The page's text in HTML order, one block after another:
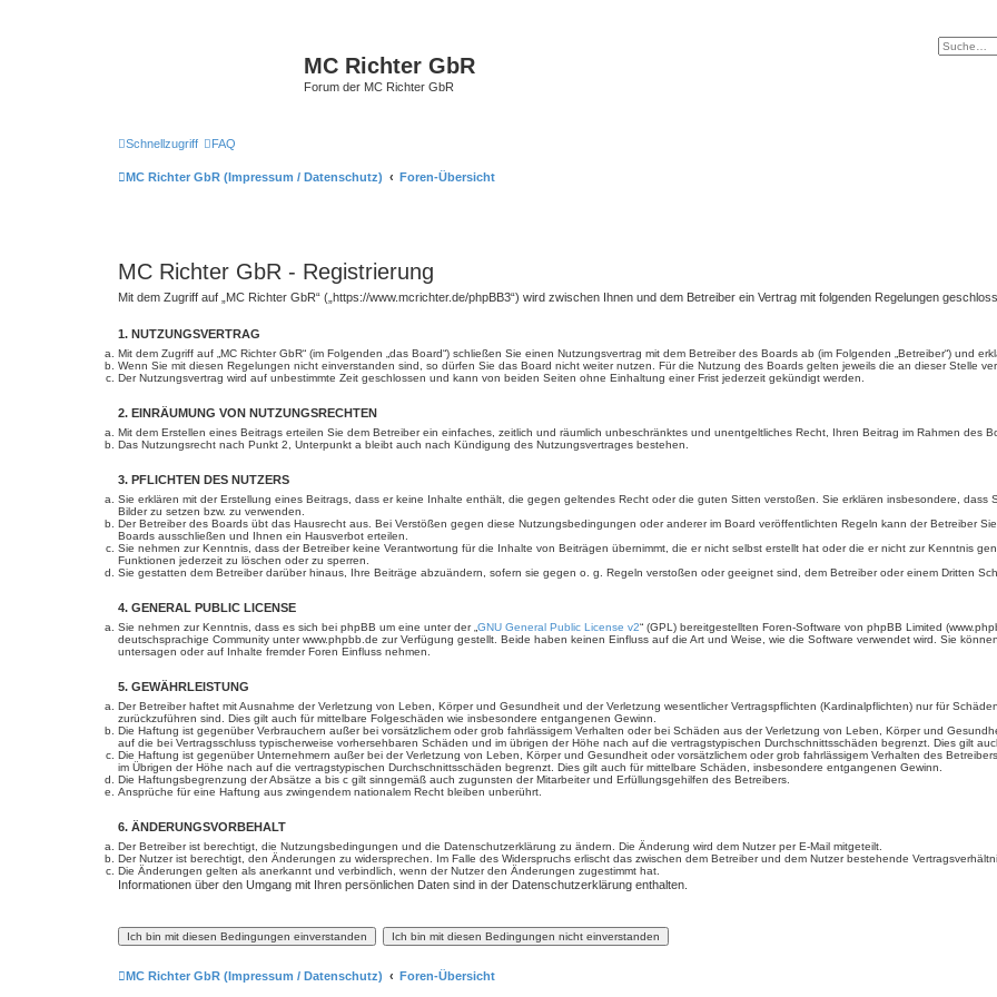
MC Richter GbR
Forum der MC Richter GbR
Schnellzugriff FAQ
MC Richter GbR (Impressum / Datenschutz) Foren-Übersicht
MC Richter GbR - Registrierung
Mit dem Zugriff auf „MC Richter GbR“ („https://www.mcrichter.de/phpBB3“) wird zwischen Ihnen und dem Betreiber ein Vertrag mit folgenden Regelungen
1. NUTZUNGSVERTRAG
Mit dem Zugriff auf „MC Richter GbR“ (im Folgenden „das Board“) schließen Sie einen Nutzungsvertrag mit dem Betreiber des Boards ab (im Folgenden „Betreiber“) und
Wenn Sie mit diesen Regelungen nicht einverstanden sind, so dürfen Sie das Board nicht weiter nutzen. Für die Nutzung des Boards gelten jeweils die an dieser Stelle
Der Nutzungsvertrag wird auf unbestimmte Zeit geschlossen und kann von beiden Seiten ohne Einhaltung einer Frist jederzeit gekündigt werden.
2. EINRÄUMUNG VON NUTZUNGSRECHTEN
Mit dem Erstellen eines Beitrags erteilen Sie dem Betreiber ein einfaches, zeitlich und räumlich unbeschränktes und unentgeltliches Recht, Ihren Beitrag im Rahmen des
Das Nutzungsrecht nach Punkt 2, Unterpunkt a bleibt auch nach Kündigung des Nutzungsvertrages bestehen.
3. PFLICHTEN DES NUTZERS
Sie erklären mit der Erstellung eines Beitrags, dass er keine Inhalte enthält, die gegen geltendes Recht oder die guten Sitten verstoßen. Sie erklären insbesondere,
Bilder zu setzen bzw. zu verwenden.
Der Betreiber des Boards übt das Hausrecht aus. Bei Verstößen gegen diese Nutzungsbedingungen oder anderer im Board veröffentlichten Regeln kann der Betreiber
Boards ausschließen und Ihnen ein Hausverbot erteilen.
Sie nehmen zur Kenntnis, dass der Betreiber keine Verantwortung für die Inhalte von Beiträgen übernimmt, die er nicht selbst erstellt hat oder die er nicht zur Kenntnis
Funktionen jederzeit zu löschen oder zu sperren.
Sie gestatten dem Betreiber darüber hinaus, Ihre Beiträge abzuändern, sofern sie gegen o. g. Regeln verstoßen oder geeignet sind, dem Betreiber oder einem Dritten
4. GENERAL PUBLIC LICENSE
Sie nehmen zur Kenntnis, dass es sich bei phpBB um eine unter der „ GNU General Public License v2“ (GPL) bereitgestellten Foren-Software von phpBB Limited
deutschsprachige Community unter www.phpbb.de zur Verfügung gestellt. Beide haben keinen Einfluss auf die Art und Weise, wie die Software verwendet wird. Sie
untersagen oder auf Inhalte fremder Foren Einfluss nehmen.
5. GEWÄHRLEISTUNG
Der Betreiber haftet mit Ausnahme der Verletzung von Leben, Körper und Gesundheit und der Verletzung wesentlicher Vertragspflichten (Kardinalpflichten) nur für
zurückzuführen sind. Dies gilt auch für mittelbare Folgeschäden wie insbesondere entgangenen Gewinn.
Die Haftung ist gegenüber Verbrauchern außer bei vorsätzlichem oder grob fahrlässigem Verhalten oder bei Schäden aus der Verletzung von Leben, Körper und
auf die bei Vertragsschluss typischerweise vorhersehbaren Schäden und im übrigen der Höhe nach auf die vertragstypischen Durchschnittsschäden begrenzt. Dies gilt
Die Haftung ist gegenüber Unternehmern außer bei der Verletzung von Leben, Körper und Gesundheit oder vorsätzlichem oder grob fahrlässigem Verhalten des
im Übrigen der Höhe nach auf die vertragstypischen Durchschnittsschäden begrenzt. Dies gilt auch für mittelbare Schäden, insbesondere entgangenen Gewinn.
Die Haftungsbegrenzung der Absätze a bis c gilt sinngemäß auch zugunsten der Mitarbeiter und Erfüllungsgehilfen des Betreibers.
Ansprüche für eine Haftung aus zwingendem nationalem Recht bleiben unberührt.
6. ÄNDERUNGSVORBEHALT
Der Betreiber ist berechtigt, die Nutzungsbedingungen und die Datenschutzerklärung zu ändern. Die Änderung wird dem Nutzer per E-Mail mitgeteilt.
Der Nutzer ist berechtigt, den Änderungen zu widersprechen. Im Falle des Widerspruchs erlischt das zwischen dem Betreiber und dem Nutzer bestehende
Die Änderungen gelten als anerkannt und verbindlich, wenn der Nutzer den Änderungen zugestimmt hat.
Informationen über den Umgang mit Ihren persönlichen Daten sind in der Datenschutzerklärung enthalten.
MC Richter GbR (Impressum / Datenschutz) Foren-Übersicht